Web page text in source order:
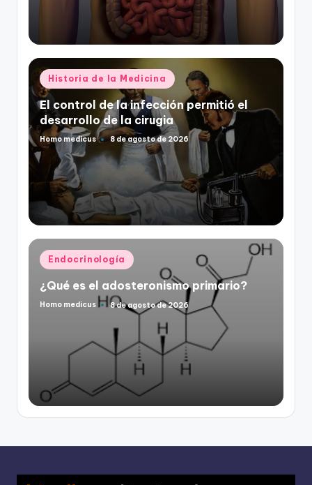
Publicado
en
Historia de la Medicina
El control de la infección permitió el
desarrollo de la cirugia
Publicado
por
Homo medicus 8 de agosto de 2026
Publicado
en
Endocrinología
¿Qué es el adosteronismo primario?
Publicado
Homo medicus 8 de agosto de 2026